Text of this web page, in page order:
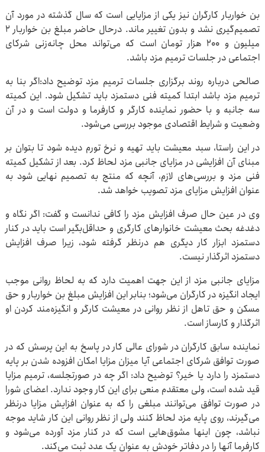
بن خواربار کارگران نیز یکی از مزایایی است که سال گذشته در مورد آن
تصمیم‌گیری نشد و بدون تغییر ماند. درحال حاضر مبلغ بن خواربار ۲
میلیون و ۲۰۰ هزار تومان است که می‌تواند محل چانه‌زنی شرکای
اجتماعی در جلسات ترمیم مزد باشد.
صالحی درباره روند برگزاری جلسات ترمیم مزد توضیح داد:اگر بنا به
ترمیم مزد باشد ابتدا کمیته فنی دستمزد باید تشکیل شود. این کمیته
سه جانبه و با حضور نماینده کارگر و کارفرما و دولت است و در آن
وضعیت و شرایط اقتصادی موجود بررسی می‌شود.
در این راستا، سبد معیشت باید تهیه و نرخ تورم دیده شود تا بتوان بر
مبنای آن افزایشی در مزایای جانبی مزد لحاظ کرد. بعد از تشکیل کمیته
فنی مزد و بررسی‌های لازم، آنچه که منتج به تصمیم نهایی شود به
عنوان افزایش مزایای مزد تصویب خواهد شد.
وی در عین حال صرف افزایش مزد را کافی ندانست و گفت: اگر نگاه و
دغدغه بحث معیشت خانوارهای کارگری و حداقل‌بگیر است باید در کنار
دستمزد ابزار کار دیگری هم درنظر گرفته شود، زیرا صرف افزایش
دستمزد اثرگذار نیست.
مزایای جانبی مزد از این جهت اهمیت دارد که به لحاظ روانی موجب
ایجاد انگیزه در کارگران می‌شود؛ بنابر این افزایش مبلغ بن خواربار و حق
مسکن و حق تاهل از نظر روانی در معیشت کارگر و انگیزه‌مند کردن او
اثرگذار و کارساز است.
نماینده سابق کارگران در شورای عالی کار در پاسخ به این پرسش که در
صورت توافق شرکای اجتماعی آیا میزان مزایا امکان افزوده شدن بر پایه
دستمزد را دارد یا خیر؟ توضیح داد: اگر چه در صورتجلسه، ترمیم مزایا
قید شده است، ولی معتقدم منعی برای این کار وجود ندارد. اعضای شورا
در صورت توافق می‌توانند مبلغی را که به عنوان افزایش مزایا درنظر
می‌گیرند، روی پایه مزد لحاظ کنند ولی از نظر روانی این کار شاید موجه
نباشد، چون اینها مشوق‌هایی است که در کنار مزد آورده می‌شود و
کارفرما آنها را در دفاتر خودش به عنوان یک عدد ثبت می‌کند.